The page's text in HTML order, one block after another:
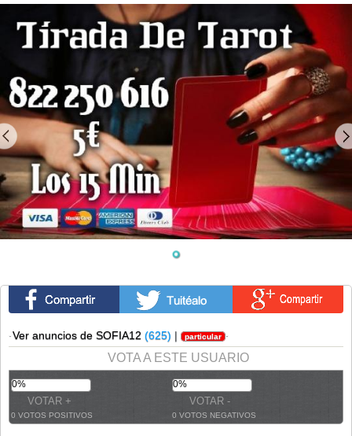
·Ver anuncios de SOFIA12 (625) | particular ·
VOTA A ESTE USUARIO
0%
0 VOTOS POSITIVOS
0%
0 VOTOS NEGATIVOS